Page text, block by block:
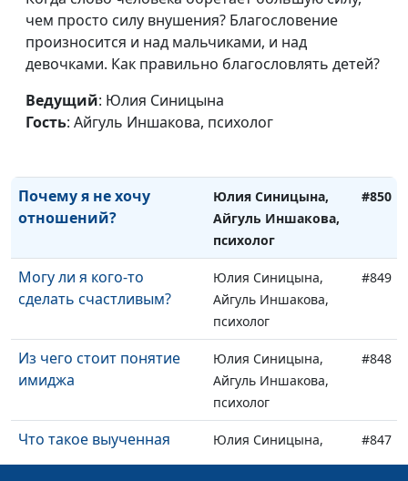
чем просто силу внушения? Благословение
произносится и над мальчиками, и над
девочками. Как правильно благословлять детей?
Ведущий: Юлия Синицына
Гость: Айгуль Иншакова, психолог
Что делать с ленью и
выгоранием
Айгуль Иншакова,
Что такое пассивная
агрессия и откуда она
Юлия Синицына,
Почему я не хочу
отношений?
Юлия Синицына,
Айгуль Иншакова,
психолог
#850
Могу ли я кого-то
сделать счастливым?
Юлия Синицына,
Айгуль Иншакова,
психолог
#849
Из чего стоит понятие
имиджа
Юлия Синицына,
Айгуль Иншакова,
психолог
#848
Что такое выученная
беспомощность и как
Юлия Синицына,
Айгуль Иншакова,
#847